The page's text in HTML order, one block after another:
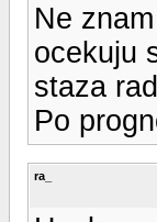
Ne
ocekuju
staza
Po
ra_